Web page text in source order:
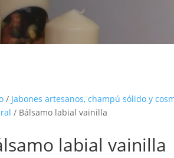
/ Jabones artesanos, champú sólido y
/ Bálsamo labial vainilla
labial vainilla